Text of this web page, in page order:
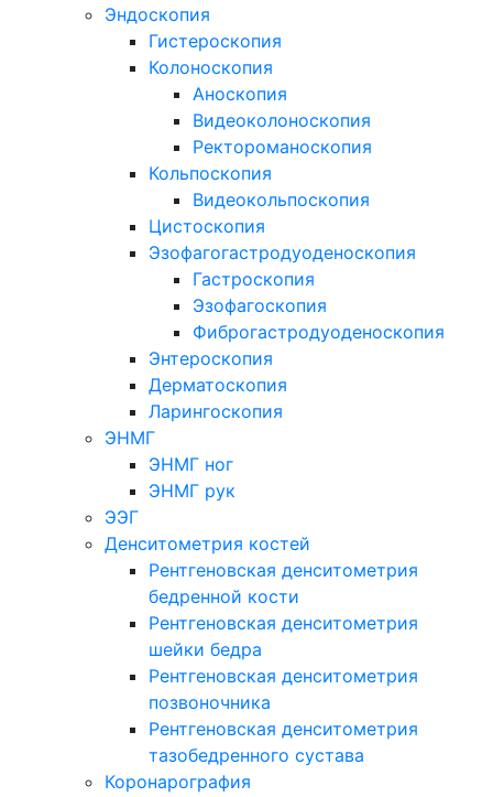
Эндоскопия
Гистероскопия
Колоноскопия
Аноскопия
Видеоколоноскопия
Ректороманоскопия
Кольпоскопия
Видеокольпоскопия
Цистоскопия
Эзофагогастродуоденоскопия
Гастроскопия
Эзофагоскопия
Фиброгастродуоденоскопия
Энтероскопия
Дерматоскопия
Ларингоскопия
ЭНМГ
ЭНМГ ног
ЭНМГ рук
ЭЭГ
Денситометрия костей
Рентгеновская денситометрия
бедренной кости
Рентгеновская денситометрия
шейки бедра
Рентгеновская денситометрия
позвоночника
Рентгеновская денситометрия
тазобедренного сустава
Коронарография